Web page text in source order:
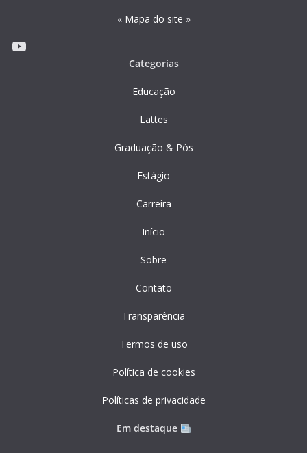
« Mapa do site »
Youtube
Categorias
Educação
Lattes
Graduação & Pós
Estágio
Carreira
Início
Sobre
Contato
Transparência
Termos de uso
Política de cookies
Políticas de privacidade
Em destaque